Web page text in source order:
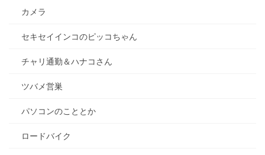
カメラ
セキセイインコのピッコちゃん
チャリ通勤＆ハナコさん
ツバメ営巣
パソコンのこととか
ロードバイク